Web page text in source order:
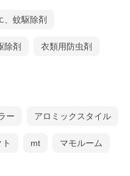
ンです。
ません。
、蚊駆除剤
除剤 衣類用防虫剤
ー アロミックスタイル
mt マモルーム